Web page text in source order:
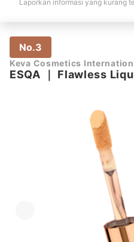
Laporkan informasi yang kurang
No.3
Keva Cosmetics
ESQA Flawless